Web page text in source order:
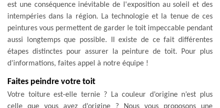
est une conséquence inévitable de l'exposition au soleil et des
intempéries dans la région. La technologie et la tenue de ces
peintures vous permettent de garder le toit impeccable pendant
aussi longtemps que possible. Il existe de ce fait différentes
étapes distinctes pour assurer la peinture de toit. Pour plus
d’informations, faites appel à notre équipe !
Faites peindre votre toit
Votre toiture est-elle ternie ? La couleur d’origine n’est plus
celle que vous avez d’origine ? Nous vous proposons une